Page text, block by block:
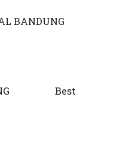
BANDUNG
Best